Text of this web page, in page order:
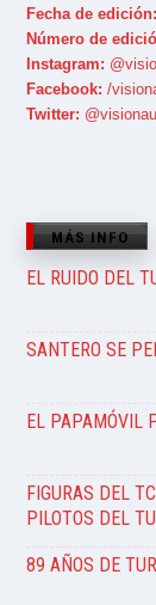
Fecha de edición:
Número de
Instagram:
Facebook: /
Twitter:
MÁS INFO
EL RUIDO DEL
SANTERO SE
EL PAPAMÓVIL
FIGURAS DEL
PILOTOS DEL
89 AÑOS DE